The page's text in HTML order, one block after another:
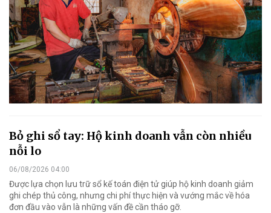
Bỏ ghi sổ tay: Hộ kinh doanh vẫn còn nhiều
nỗi lo
06/08/2026 04:00
Được lựa chọn lưu trữ sổ kế toán điện tử giúp hộ kinh doanh giảm
ghi chép thủ công, nhưng chi phí thực hiện và vướng mắc về hóa
đơn đầu vào vẫn là những vấn đề cần tháo gỡ.